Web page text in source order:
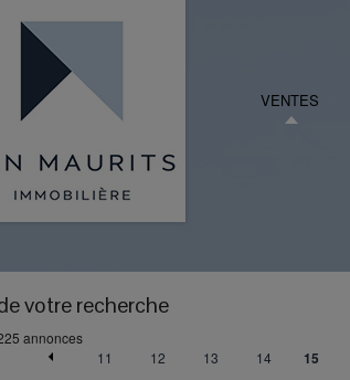
VENTES
votre recherche
annonces
11
12 13 14 15